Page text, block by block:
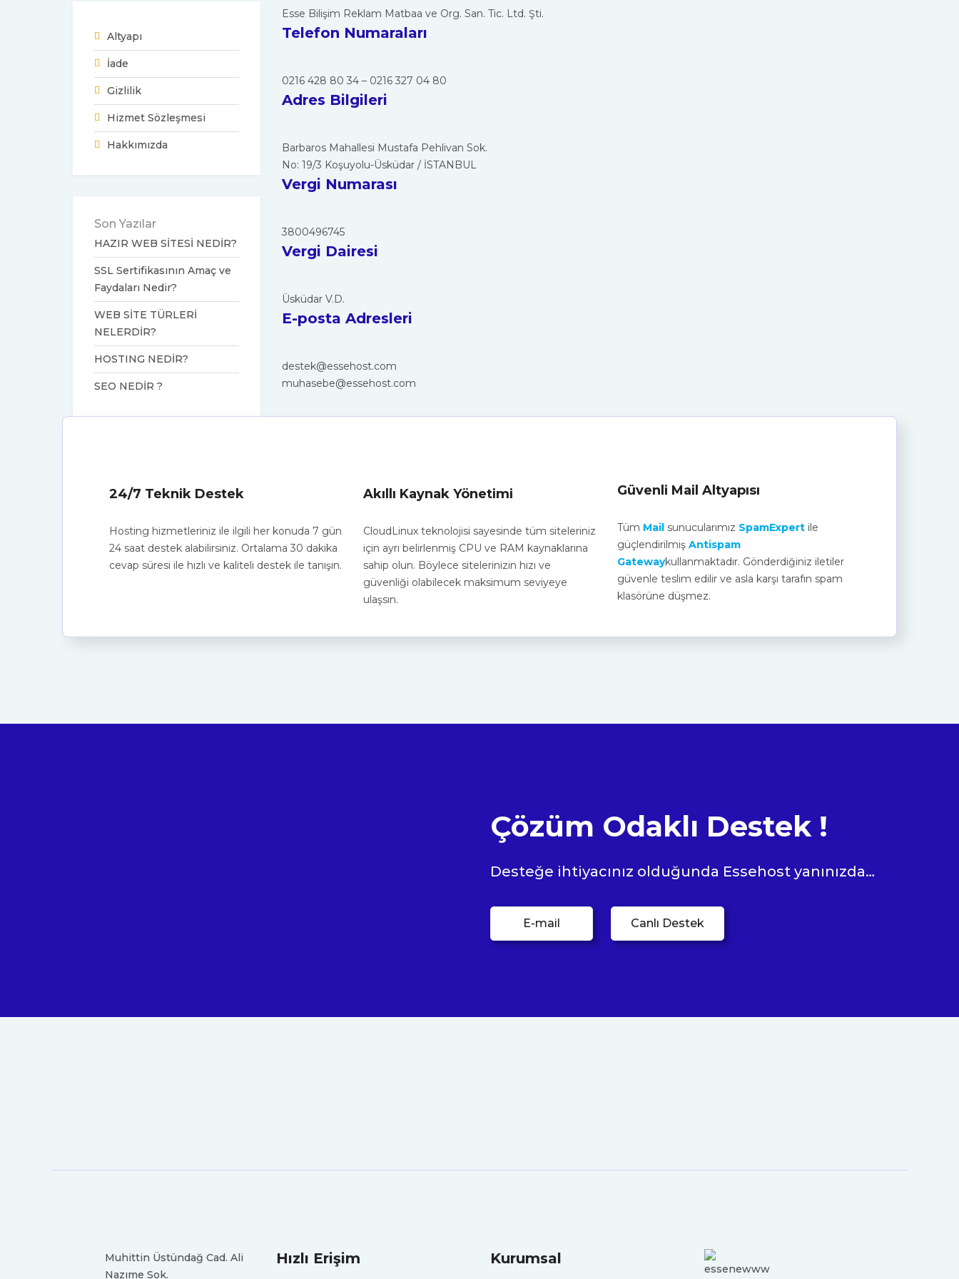
Altyapı
İade
Gizlilik
Hizmet Sözleşmesi
Hakkımızda
Son Yazılar
HAZIR WEB SİTESİ NEDİR?
SSL Sertifikasının Amaç ve
Faydaları Nedir?
WEB SİTE TÜRLERİ
NELERDİR?
HOSTING NEDİR?
SEO NEDİR ?
Esse Bilişim Reklam Matbaa ve Org. San. Tic. Ltd. Şti.
Telefon Numaraları
0216 428 80 34 – 0216 327 04 80
Adres Bilgileri
Barbaros Mahallesi Mustafa Pehlivan Sok.
No: 19/3 Koşuyolu-Üsküdar / İSTANBUL
Vergi Numarası
3800496745
Vergi Dairesi
Üsküdar V.D.
E-posta Adresleri
destek@essehost.com
muhasebe@essehost.com
24/7 Teknik Destek
Hosting hizmetleriniz ile ilgili her konuda 7 gün
24 saat destek alabilirsiniz. Ortalama 30 dakika
cevap süresi ile hızlı ve kaliteli destek ile tanışın.
Akıllı Kaynak Yönetimi
CloudLinux teknolojisi sayesinde tüm siteleriniz
için ayrı belirlenmiş CPU ve RAM kaynaklarına
sahip olun. Böylece sitelerinizin hızı ve
güvenliği olabilecek maksimum seviyeye
ulaşsın.
Güvenli Mail Altyapısı
Tüm Mail sunucularımız SpamExpert ile
güçlendirilmiş Antispam
Gatewaykullanmaktadır. Gönderdiğiniz iletiler
güvenle teslim edilir ve asla karşı tarafın spam
klasörüne düşmez.
Çözüm Odaklı Destek !
Desteğe ihtiyacınız olduğunda Essehost yanınızda…
E-mail Canlı Destek
Muhittin Üstündağ Cad. Ali
Nazıme Sok.
Hızlı Erişim Kurumsal